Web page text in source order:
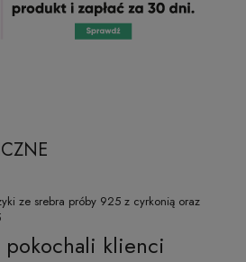
ze srebra próby 925 z cyrkonią oraz
pokochali klienci